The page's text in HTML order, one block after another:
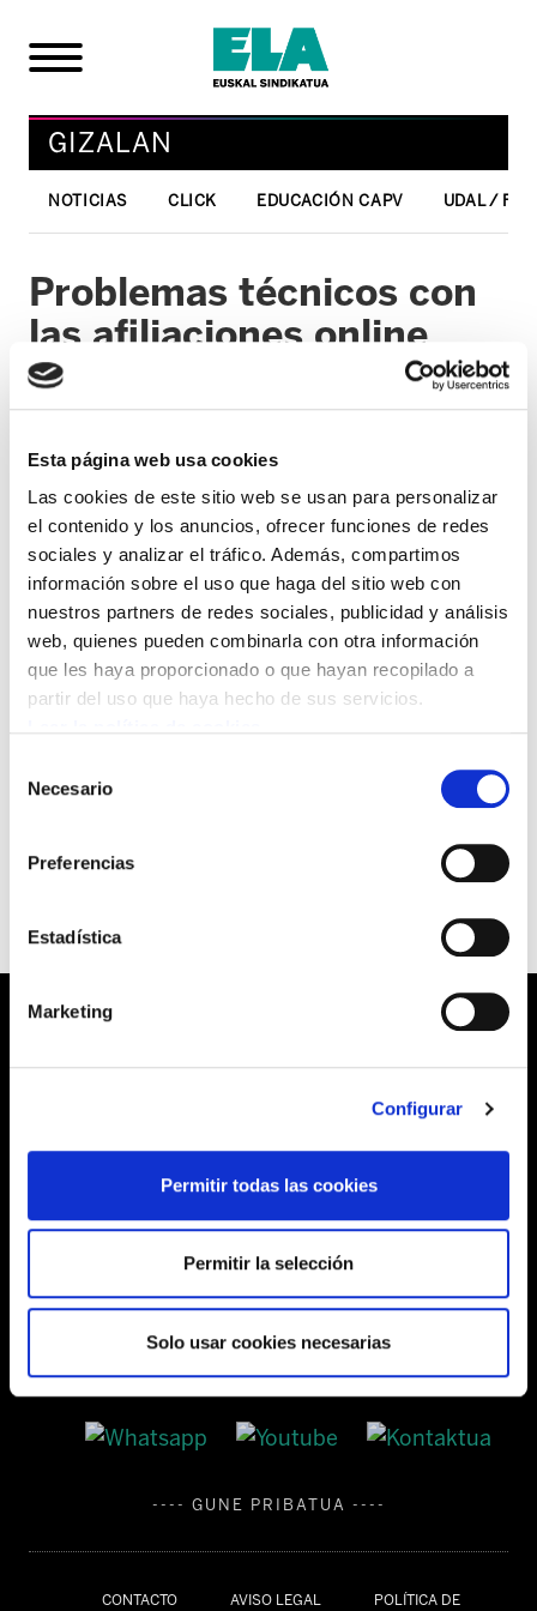
Esta página web usa cookies
Las cookies de este sitio web se usan para personalizar
el contenido y los anuncios, ofrecer funciones de redes
sociales y analizar el tráfico. Además, compartimos
información sobre el uso que haga del sitio web con
nuestros partners de redes sociales, publicidad y análisis
web, quienes pueden combinarla con otra información
que les haya proporcionado o que hayan recopilado a
partir del uso que haya hecho de sus servicios.
Necesario
Preferencias
Estadística
Marketing
Configurar
Permitir todas las cookies
Permitir la selección
Solo usar cookies necesarias
GIZALAN
NOTICIAS CLICK EDUCACIÓN CAPV UDAL /
Problemas técnicos con
las afiliaciones online
11/01/2007
Debido a problemas técnicos con el
servidor, no se han registrado las
peticiones de afiliación realizadas por
internet desde el 4 de enero. Por lo tanto,
solicitamos a las personas que hicieron
su petición de afiliación online a partir de
ese día que la vuelvan a realizar. Muchas
CONTACTO AVISO LEGAL POLÍTICA DE
Tel:944 03 77 00
---- GUNE PRIBATUA ----